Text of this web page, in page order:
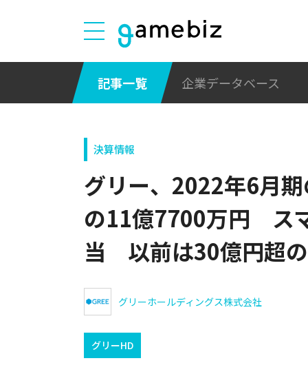
記事一覧 企業データベース
決算情報
グリー、2022年6月
の11億7700万円 ス
当 以前は30億円超
グリーホールディングス株式会社
グリーHD